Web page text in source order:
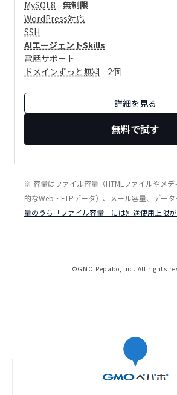
MySQL8
無制限
WordPress対応
SSH
AIエージェントSkills
電話サポート
ドメインずっと無料
2個
詳細を見る
無料で試す
※ 容量はファイル容量（HTMLファイルやメ
的なWeb・FTPデータ）、メール容量、データ
量のうち「ファイル容量」には別途使用上限が
©GMO Pepabo, Inc. All rights